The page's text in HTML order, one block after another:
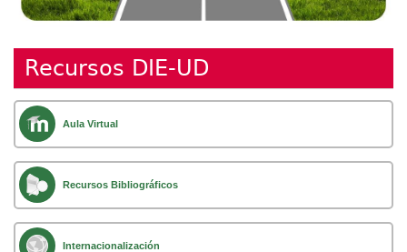
Recursos DIE-UD
Aula Virtual
Recursos Bibliográficos
Internacionalización